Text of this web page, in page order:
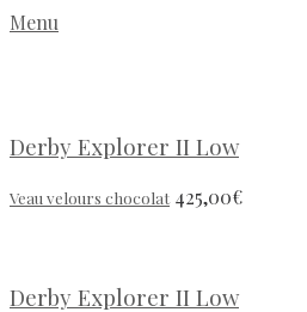
Menu
Derby Explorer II Low
Veau velours chocolat 425,00€
Derby Explorer II Low